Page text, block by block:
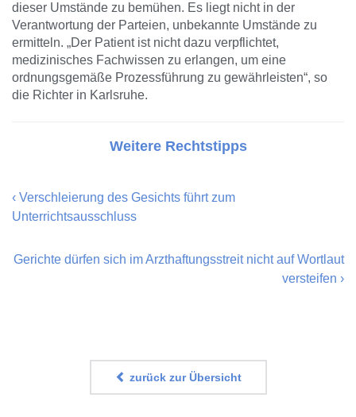
dieser Umstände zu bemühen. Es liegt nicht in der
Verantwortung der Parteien, unbekannte Umstände zu
ermitteln. „Der Patient ist nicht dazu verpflichtet,
medizinisches Fachwissen zu erlangen, um eine
ordnungsgemäße Prozessführung zu gewährleisten“, so
die Richter in Karlsruhe.
Weitere Rechtstipps
‹ Verschleierung des Gesichts führt zum
Unterrichtsausschluss
Gerichte dürfen sich im Arzthaftungsstreit nicht auf Wortlaut
versteifen ›
zurück zur Übersicht